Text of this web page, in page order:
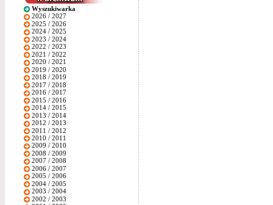
Wyszukiwarka
2026 / 2027
2025 / 2026
2024 / 2025
2023 / 2024
2022 / 2023
2021 / 2022
2020 / 2021
2019 / 2020
2018 / 2019
2017 / 2018
2016 / 2017
2015 / 2016
2014 / 2015
2013 / 2014
2012 / 2013
2011 / 2012
2010 / 2011
2009 / 2010
2008 / 2009
2007 / 2008
2006 / 2007
2005 / 2006
2004 / 2005
2003 / 2004
2002 / 2003